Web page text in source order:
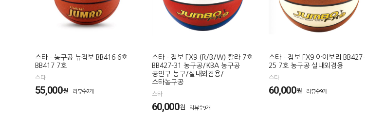
스타 - 농구공 뉴점보 BB416 6호
BB417 7호
스타
55,000원 리뷰수2개
스타 - 점보 FX9 (R/B/W) 칼라 7호
BB427-31 농구공/KBA 농구공
공인구 농구/실내외겸용/
스타농구공
스타
60,000원 리뷰수9개
스타 - 점보 FX9 아이보리 BB427-
25 7호 농구공 실내외겸용
스타
60,000원 리뷰수9개